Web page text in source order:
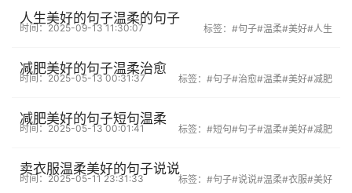
人生美好的句子温柔的句子
时间：2025-09-13 11:30:07 标签： #句子#温柔#美好#人生
减肥美好的句子温柔治愈
时间：2025-05-13 00:31:37 标签： #句子#治愈#温柔#美好#减肥
减肥美好的句子短句温柔
时间：2025-05-13 00:01:41 标签： #短句#句子#温柔#美好#减肥
卖衣服温柔美好的句子说说
时间：2025-05-11 23:31:33 标签： #句子#说说#温柔#衣服#美好